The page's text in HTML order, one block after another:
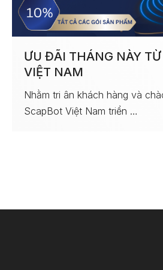
ƯU ĐÃI THÁNG NÀY TỪ
VIỆT NAM
Nhằm tri ân khách hàng và
ScapBot Việt Nam triển …